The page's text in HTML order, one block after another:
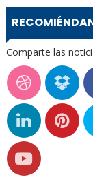
Comparte las